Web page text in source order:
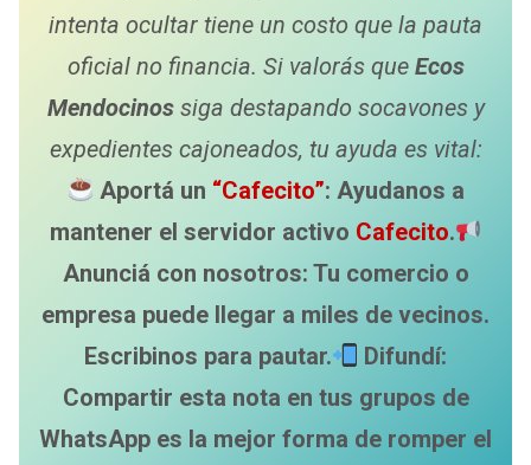
intenta ocultar tiene un costo que la pauta
oficial no financia. Si valorás que Ecos
Mendocinos siga destapando socavones y
expedientes cajoneados, tu ayuda es vital:
Aportá un “Cafecito”: Ayudanos a
mantener el servidor activo Cafecito.
Anunciá con nosotros: Tu comercio o
empresa puede llegar a miles de vecinos.
Escribinos para pautar.
Difundí:
Compartir esta nota en tus grupos de
WhatsApp es la mejor forma de romper el